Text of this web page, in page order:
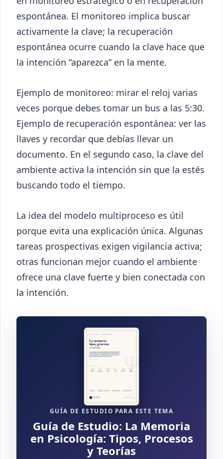
espontánea. El monitoreo implica buscar
activamente la clave; la recuperación
espontánea ocurre cuando la clave hace que
la intención “aparezca” en la mente.
Ejemplo de monitoreo: mirar el reloj varias
veces porque debes tomar un bus a las 5:30.
Ejemplo de recuperación espontánea: ver las
llaves y recordar que debías llevar un
documento. En el segundo caso, la clave del
ambiente activa la intención sin que la estés
buscando todo el tiempo.
La idea del modelo multiproceso es útil
porque evita una explicación única. Algunas
tareas prospectivas exigen vigilancia activa;
otras funcionan mejor cuando el ambiente
ofrece una clave fuerte y bien conectada con
la intención.
GUÍA DE ESTUDIO PARA ESTE TEMA
Guía de Estudio: La Memoria
en Psicología: Tipos, Procesos
y Teorías